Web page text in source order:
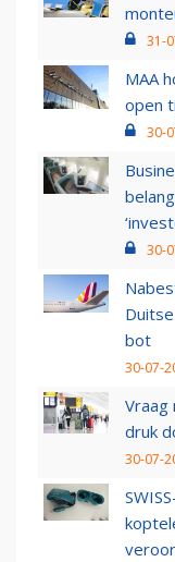
31-
MAA
open
30-
30-
bot
30-07-
Vraag
druk
30-07-